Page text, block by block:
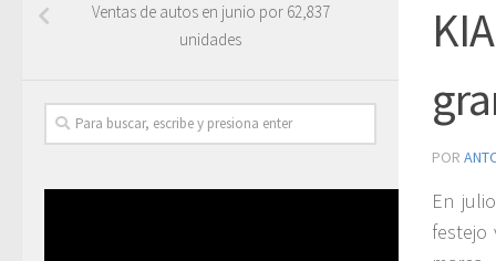
POR
En
festejo
Ventas de autos en junio por 62,837
unidades